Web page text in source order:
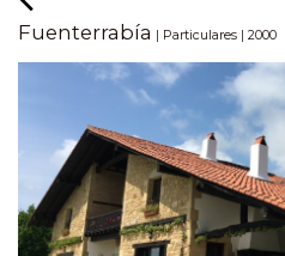
Fuenterrabía | Particulares | 2000